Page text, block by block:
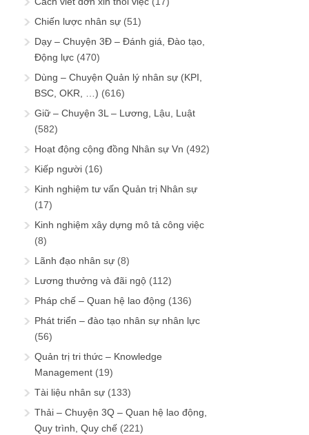
Chiến lược nhân sự (51)
Dạy – Chuyện 3Đ – Đánh giá, Đào tạo,
Động lực (470)
Dùng – Chuyện Quản lý nhân sự (KPI,
BSC, OKR, …) (616)
Giữ – Chuyện 3L – Lương, Lậu, Luật
(582)
Hoạt động cộng đồng Nhân sự Vn (492)
Kiếp người (16)
Kinh nghiệm tư vấn Quản trị Nhân sự
(17)
Kinh nghiệm xây dựng mô tả công việc
(8)
Lãnh đạo nhân sự (8)
Lương thưởng và đãi ngộ (112)
Pháp chế – Quan hệ lao động (136)
Phát triển – đào tạo nhân sự nhân lực
(56)
Quản trị tri thức – Knowledge
Management (19)
Tài liệu nhân sự (133)
Thải – Chuyện 3Q – Quan hệ lao động,
Quy trình, Quy chế (221)